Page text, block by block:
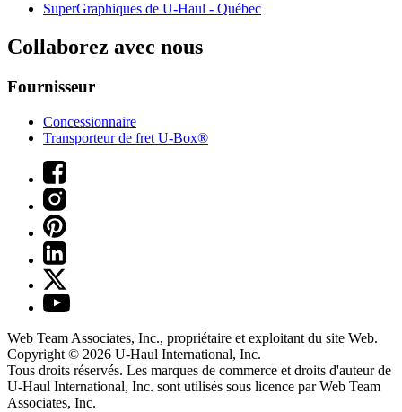
SuperGraphiques de U-Haul - Québec
Collaborez avec nous
Fournisseur
Concessionnaire
Transporteur de fret U-Box®
Web Team Associates, Inc., propriétaire et exploitant du site Web.
Copyright © 2026 U-Haul International, Inc.
Tous droits réservés. Les marques de commerce et droits d'auteur de
U-Haul International, Inc. sont utilisés sous licence par Web Team
Associates, Inc.